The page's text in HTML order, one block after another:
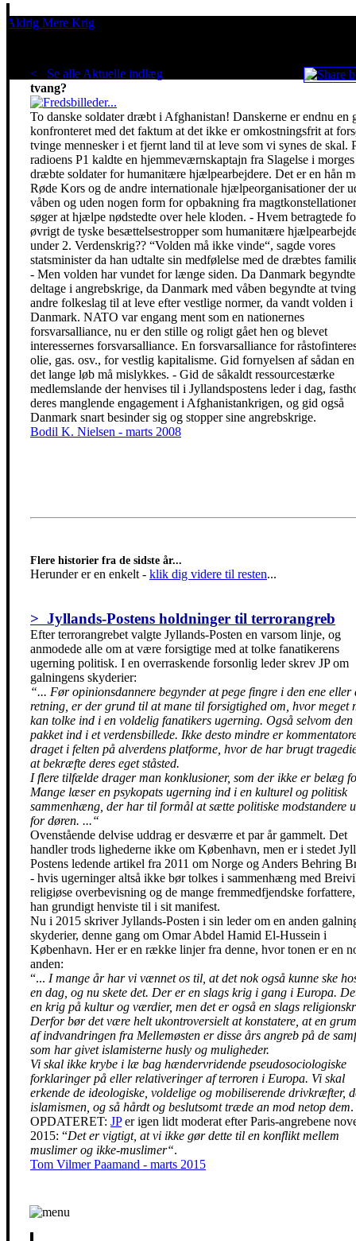
Aldrig Mere Krig
< Se alle Aktuelle indlæg
tvang?
To danske soldater dræbt i Afghanistan! Danskerne er endnu en
konfronteret med det faktum at det ikke er omkostningsfrit at
tvinge mennesker i et fjernt land til at leve som vi synes de skal.
radioens P1 kaldte en hjemmeværnskaptajn fra Slagelse i
dræbte soldater for humanitære hjælpearbejdere. Det er en hån
Røde Kors og de andre internationale hjælpeorganisationer der
våben og uden nogen form for opbakning fra
søger at hjælpe nødstedte over hele kloden. - Hvem betragtede
øvrigt de tyske besættelsestropper som humanitære
under 2. Verdenskrig?? “Volden må ikke vinde“, sagde vores
statsminister da han udtalte sin medfølelse med de dræbtes
- Men volden har vundet for længe siden. Da Danmark
deltage i angrebskrige, da Danmark med våben begyndte at
andre folkeslag til at leve efter vestlige normer, da vandt volden i
Danmark. NATO var engang ment som en nationernes
forsvarsalliance, nu er den stille og roligt gået hen og blevet
interessernes forsvarsalliance. En forsvarsalliance for
olie, gas. osv., for vestlig kapitalisme. Gid fornyelsen af sådan
det lange løb må mislykkes. - Gid de såkaldt ressourcestærke
medlemslande der henvises til i Jyllandspostens leder i dag,
deres manglende engagement i Afghanistankrigen, og gid også
Danmark snart besinder sig og stopper sine angrebskrige.
Bodil K. Nielsen - marts 2008
Flere historier fra de sidste år...
Herunder er en enkelt - klik dig videre til resten...
> Jyllands-Postens holdninger til terrorangreb
Efter terrorangrebet valgte Jyllands-Posten en varsom linje, og
anmodede alle om at være forsigtige med at tolke fanatikerens
ugerning politisk. I en overraskende forsonlig leder skrev JP om
galningens skyderier:
“... Før opinionsdannere begynder at pege fingre i den ene eller
retning, er der grund til at mane til forsigtighed om, hvor meget
kan tolke ind i en voldelig fanatikers ugerning. Også selvom den
pakket ind i et verdensbillede. Ikke desto mindre er
draget i felten på alverdens platforme, hvor de har brugt
at bekræfte deres eget ståsted.
I flere tilfælde drager man konklusioner, som der ikke er belæg
Mange læser en psykopats ugerning ind i en kulturel og politisk
sammenhæng, der har til formål at sætte politiske modstandere
for døren. ...“
Ovenstående delvise uddrag er desværre et par år gammelt. Det
handler trods lighederne ikke om København, men er i stedet
Postens ledende artikel fra 2011 om Norge og Anders Behring
- hvis ugerninger altså ikke bør tolkes i sammenhæng med
religiøse overbevisning og de mange fremmedfjendske
han grundigt henviste til i sit manifest.
Nu i 2015 skriver Jyllands-Posten i sin leder om en anden
skyderier, denne gang om Omar Abdel Hamid El-Hussein i
København. Her er en række linjer fra denne, hvor tonen er en
anden:
“... I mange år har vi vænnet os til, at det nok også kunne ske
en dag, og nu skete det. Der er en slags krig i gang i Europa.
en krig på kultur og værdier, men det er også en slags
Derfor bør det være helt ukontroversielt at konstatere, at en
af indvandringen fra Mellemøsten er disse års angreb på de
som har givet islamisterne husly og muligheder.
Vi skal ikke krybe i læ bag hændervridende pseudosociologiske
forklaringer på eller relativeringer af terroren i Europa. Vi skal
erkende de ideologiske, voldelige og mobiliserende drivkræfter,
islamismen, og så hårdt og beslutsomt træde an mod netop dem
OPDATERET: JPer igen lidt moderat efter Paris-angrebene
2015: “Det er vigtigt, at vi ikke gør dette til en konflikt mellem
muslimer og ikke-muslimer“.
Tom Vilmer Paamand - marts 2015